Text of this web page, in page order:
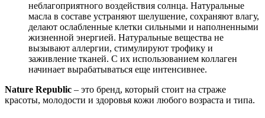
неблагоприятного воздействия солнца. Натуральные
масла в составе устраняют шелушение, сохраняют влагу,
делают ослабленные клетки сильными и наполненными
жизненной энергией. Натуральные вещества не
вызывают аллергии, стимулируют трофику и
заживление тканей. С их использованием коллаген
начинает вырабатываться еще интенсивнее.
Nature Republic – это бренд, который стоит на страже
красоты, молодости и здоровья кожи любого возраста и типа.